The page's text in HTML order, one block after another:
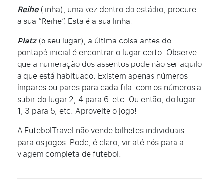
Reihe(linha), uma vez dentro do estádio, procure
a sua “Reihe”. Esta é a sua linha.
Platz(o seu lugar), a última coisa antes do
pontapé inicial é encontrar o lugar certo. Observe
que a numeração dos assentos pode não ser aquilo
a que está habituado. Existem apenas números
ímpares ou pares para cada fila: com os números a
subir do lugar 2, 4 para 6, etc. Ou então, do lugar
1, 3 para 5, etc. Aproveite o jogo!
A FutebolTravel não vende bilhetes individuais
para os jogos. Pode, é claro, vir até nós para a
viagem completa de futebol.